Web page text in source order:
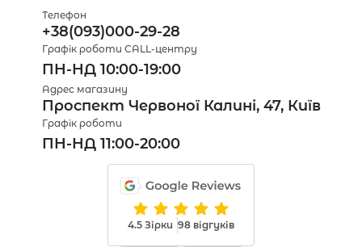
Телефон
+38(093)000-29-28
Графік роботи CALL-центру
ПН-НД 10:00-19:00
Адрес магазину
Проспект Червоної Калині, 47, Київ
Графік роботи
ПН-НД 11:00-20:00
4.5 Зірки 98 відгуків